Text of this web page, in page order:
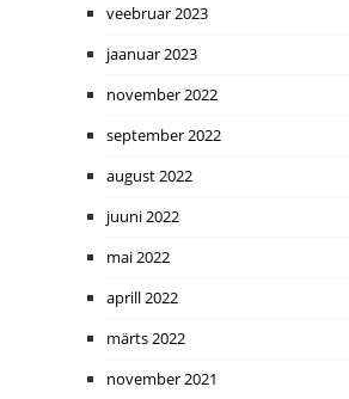
veebruar 2023
jaanuar 2023
november 2022
september 2022
august 2022
juuni 2022
mai 2022
aprill 2022
märts 2022
november 2021